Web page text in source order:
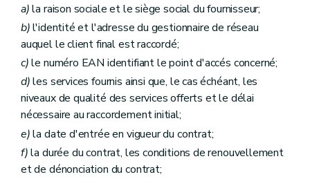
a)la raison sociale et le siège social du fournisseur;
b)l'identité et l'adresse du gestionnaire de réseau
auquel le client final est raccordé;
c)le numéro EAN identifiant le point d'accés concerné;
d)les services fournis ainsi que, le cas échéant, les
niveaux de qualité des services offerts et le délai
nécessaire au raccordement initial;
e)la date d'entrée en vigueur du contrat;
f)la durée du contrat, les conditions de renouvellement
et de dénonciation du contrat;